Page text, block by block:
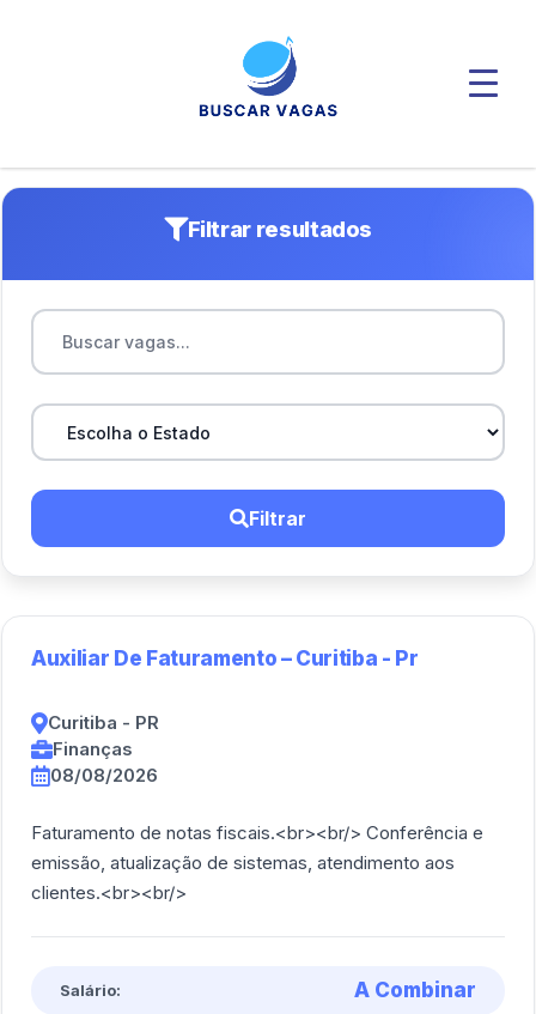
Filtrar resultados
Filtrar
Auxiliar De Faturamento – Curitiba - Pr
Curitiba - PR
Finanças
08/08/2026
Faturamento de notas fiscais.<br><br/> Conferência e
emissão, atualização de sistemas, atendimento aos
clientes.<br><br/>
Salário: A Combinar